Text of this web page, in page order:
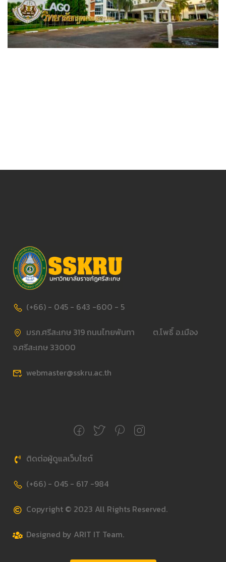
(+66) - 045 - 643 -600 - 5
มรภ.ศรีสะเกษ 319 ถนนไทยพันทา ต.โพธิ์ อ.เมือง
จ.ศรีสะเกษ 33000
webmaster@sskru.ac.th
ติดต่อผู้ดูแลเว็บไซต์
(+66) - 045 - 617 -984
Copyright © 2023 All Rights Reserved.
Designed by ARIT IT Team.